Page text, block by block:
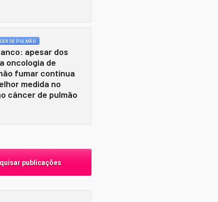
DE PULMÃO
apesar dos
oncologia de
fumar continua
medida no
câncer de pulmão
publicações